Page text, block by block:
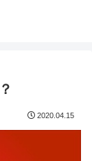
2020.04.15